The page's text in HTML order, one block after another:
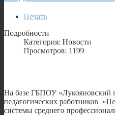
Печать
Подробности
Категория: Новости
Просмотров: 1199
На базе ГБПОУ «Лукояновский
педагогических работников
системы среднего